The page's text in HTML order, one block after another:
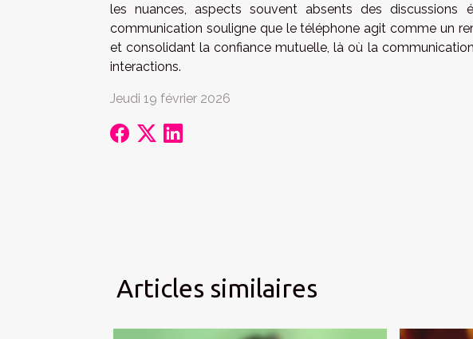
les nuances, aspects souvent absents des discussions
communication souligne que le téléphone agit comme un
et consolidant la confiance mutuelle, là où la
interactions.
Jeudi 19 février 2026
Articles similaires